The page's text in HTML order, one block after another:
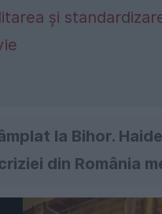
și
la Bihor.
din România